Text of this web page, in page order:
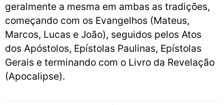
geralmente a mesma em ambas as tradições,
começando com os Evangelhos (Mateus,
Marcos, Lucas e João), seguidos pelos Atos
dos Apóstolos, Epístolas Paulinas, Epístolas
Gerais e terminando com o Livro da Revelação
(Apocalipse).